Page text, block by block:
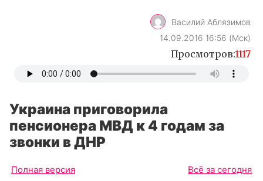
Василий Аблязимов
14.09.2016 16:56 (Мск)
Просмотров:1117
Украина приговорила
пенсионера МВД к 4 годам за
звонки в ДНР
Полная версия Всё за сегодня